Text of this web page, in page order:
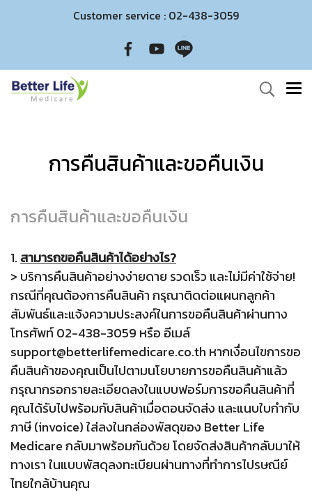
Customer service : 02-438-3059
การคืนสินค้าและขอคืนเงิน
การคืนสินค้าและขอคืนเงิน
1. สามารถขอคืนสินค้าได้อย่างไร?
> บริการคืนสินค้าอย่างง่ายดาย รวดเร็ว และไม่มีค่าใช้จ่าย!
กรณีที่คุณต้องการคืนสินค้า กรุณาติดต่อแผนกลูกค้า
สัมพันธ์และแจ้งความประสงค์ในการขอคืนสินค้าผ่านทาง
โทรศัพท์ 02-438-3059 หรือ อีเมล์
support@betterlifemedicare.co.th หากเงื่อนไขการขอ
คืนสินค้าของคุณเป็นไปตามนโยบายการขอคืนสินค้าแล้ว
กรุณากรอกรายละเอียดลงในแบบฟอร์มการขอคืนสินค้าที่
คุณได้รับไปพร้อมกับสินค้าเมื่อตอนจัดส่ง และแนบใบกำกับ
ภาษี (invoice) ใส่ลงในกล่องพัสดุของ Better Life
Medicare กลับมาพร้อมกันด้วย โดยจัดส่งสินค้ากลับมาให้
ทางเรา ในแบบพัสดุลงทะเบียนผ่านทางที่ทำการไปรษณีย์
ไทยใกล้บ้านคุณ